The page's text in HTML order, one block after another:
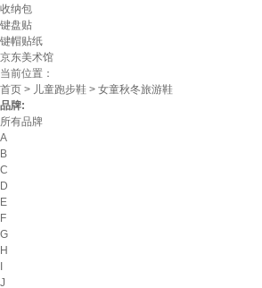
收纳包
键盘贴
键帽贴纸
京东美术馆
当前位置：
首页 > 儿童跑步鞋 > 女童秋冬旅游鞋
品牌:
所有品牌
A
B
C
D
E
F
G
H
J